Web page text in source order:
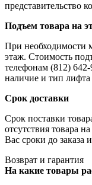
представительство
Подъем товара на
При необходимости
этаж. Стоимость
телефонам (812) 642-
наличие и тип
Срок доставки
Срок поставки
отсутствия товара
Вас сроки до заказа
Возврат и гарантия
На какие товары